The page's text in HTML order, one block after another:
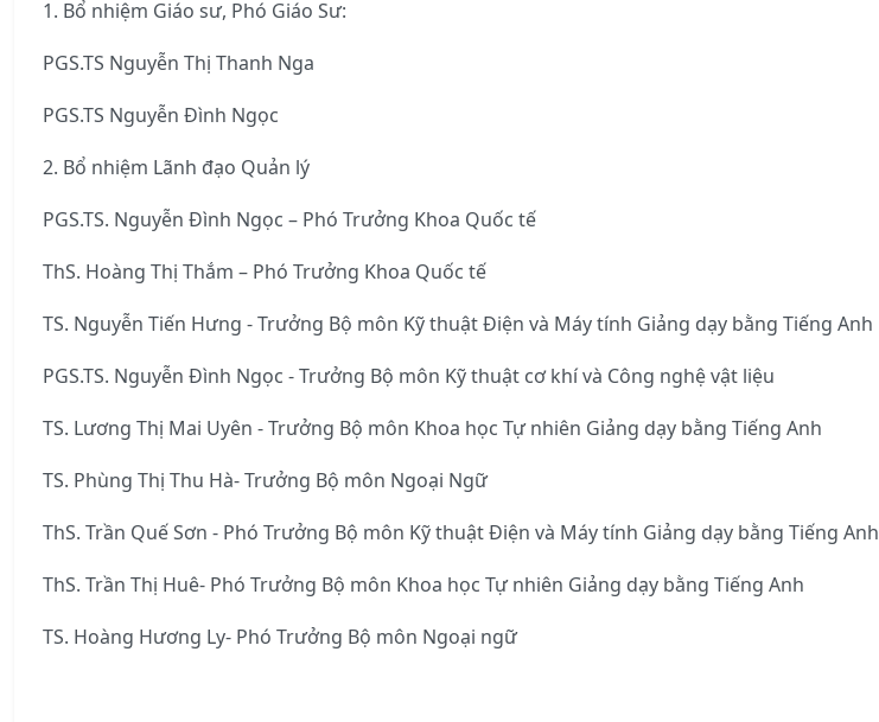
1. Bổ nhiệm Giáo sư, Phó Giáo Sư:
PGS.TS Nguyễn Thị Thanh Nga
PGS.TS Nguyễn Đình Ngọc
2. Bổ nhiệm Lãnh đạo Quản lý
PGS.TS. Nguyễn Đình Ngọc – Phó Trưởng Khoa Quốc tế
ThS. Hoàng Thị Thắm – Phó Trưởng Khoa Quốc tế
TS. Nguyễn Tiến Hưng - Trưởng Bộ môn Kỹ thuật Điện và Máy tính Giảng dạy bằng Tiếng Anh
PGS.TS. Nguyễn Đình Ngọc - Trưởng Bộ môn Kỹ thuật cơ khí và Công nghệ vật liệu
TS. Lương Thị Mai Uyên - Trưởng Bộ môn Khoa học Tự nhiên Giảng dạy bằng Tiếng Anh
TS. Phùng Thị Thu Hà- Trưởng Bộ môn Ngoại Ngữ
ThS. Trần Quế Sơn - Phó Trưởng Bộ môn Kỹ thuật Điện và Máy tính Giảng dạy bằng Tiếng Anh
ThS. Trần Thị Huê- Phó Trưởng Bộ môn Khoa học Tự nhiên Giảng dạy bằng Tiếng Anh
TS. Hoàng Hương Ly- Phó Trưởng Bộ môn Ngoại ngữ